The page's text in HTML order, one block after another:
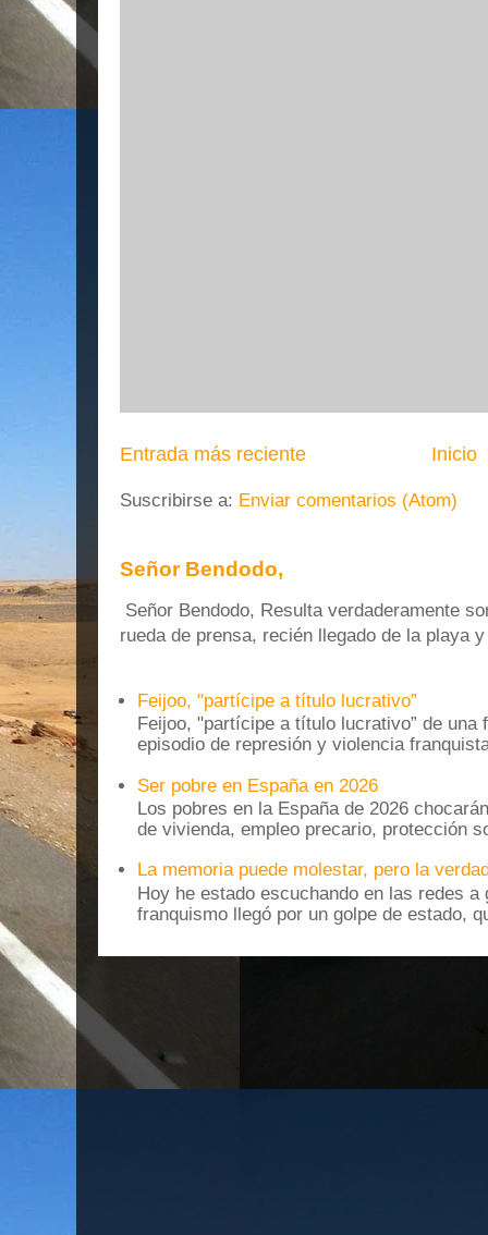
Entrada más reciente Inicio
Suscribirse a: Enviar comentarios (Atom)
Señor Bendodo,
Señor Bendodo, Resulta verdaderamente
rueda de prensa, recién llegado de la playa
Feijoo, "partícipe a título lucrativo”
Feijoo, "partícipe a título lucrativo” de una
episodio de represión y violencia
Ser pobre en España en 2026
Los pobres en la España de 2026
de vivienda, empleo precario, protección
La memoria puede molestar, pero la
Hoy he estado escuchando en las redes a
franquismo llegó por un golpe de estado,